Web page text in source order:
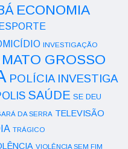
ECONOMIA
INVESTIGAÇÃO
MATO GROSSO
POLÍCIA INVESTIGA
SAÚDE SE DEU
DA SERRA TELEVISÃO
TRÁGICO
VIOLÊNCIA SEM FIM